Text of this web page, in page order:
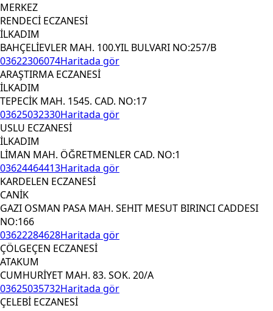
MERKEZ
RENDECİ ECZANESİ
İLKADIM
BAHÇELİEVLER MAH. 100.YIL BULVARI NO:257/B
03622306074Haritada gör
ARAŞTIRMA ECZANESİ
İLKADIM
TEPECİK MAH. 1545. CAD. NO:17
03625032330Haritada gör
USLU ECZANESİ
İLKADIM
LİMAN MAH. ÖĞRETMENLER CAD. NO:1
03624464413Haritada gör
KARDELEN ECZANESİ
CANİK
GAZI OSMAN PASA MAH. SEHIT MESUT BIRINCI CADDESI
NO:166
03622284628Haritada gör
ÇÖLGEÇEN ECZANESİ
ATAKUM
CUMHURİYET MAH. 83. SOK. 20/A
03625035732Haritada gör
ÇELEBİ ECZANESİ